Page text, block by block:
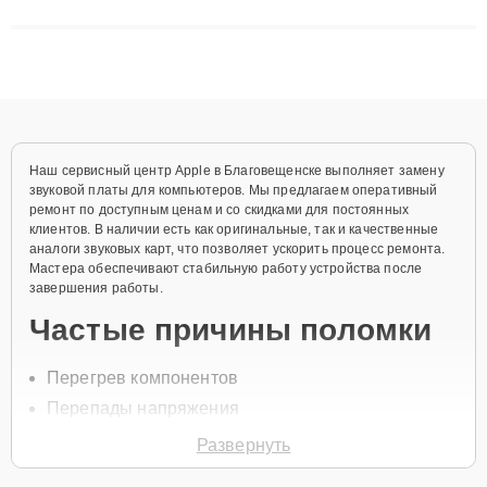
Наш сервисный центр Apple в Благовещенске выполняет замену
звуковой платы для компьютеров. Мы предлагаем оперативный
ремонт по доступным ценам и со скидками для постоянных
клиентов. В наличии есть как оригинальные, так и качественные
аналоги звуковых карт, что позволяет ускорить процесс ремонта.
Мастера обеспечивают стабильную работу устройства после
завершения работы.
Частые причины поломки
Перегрев компонентов
Перепады напряжения
Механические повреждения платы
Неисправности разъемов
Развернуть